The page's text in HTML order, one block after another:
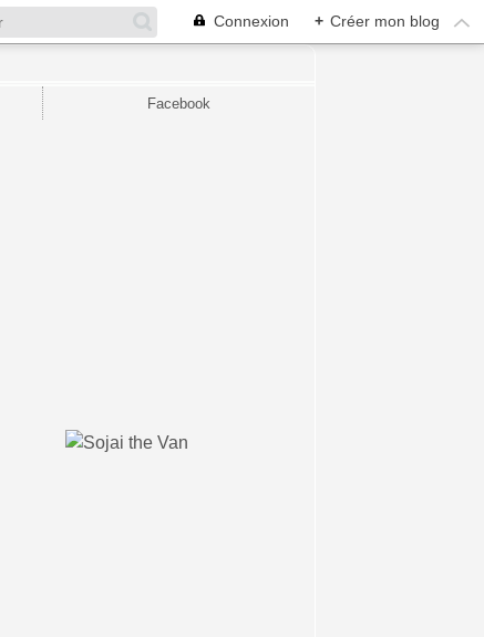
Connexion + Créer mon blog
Facebook